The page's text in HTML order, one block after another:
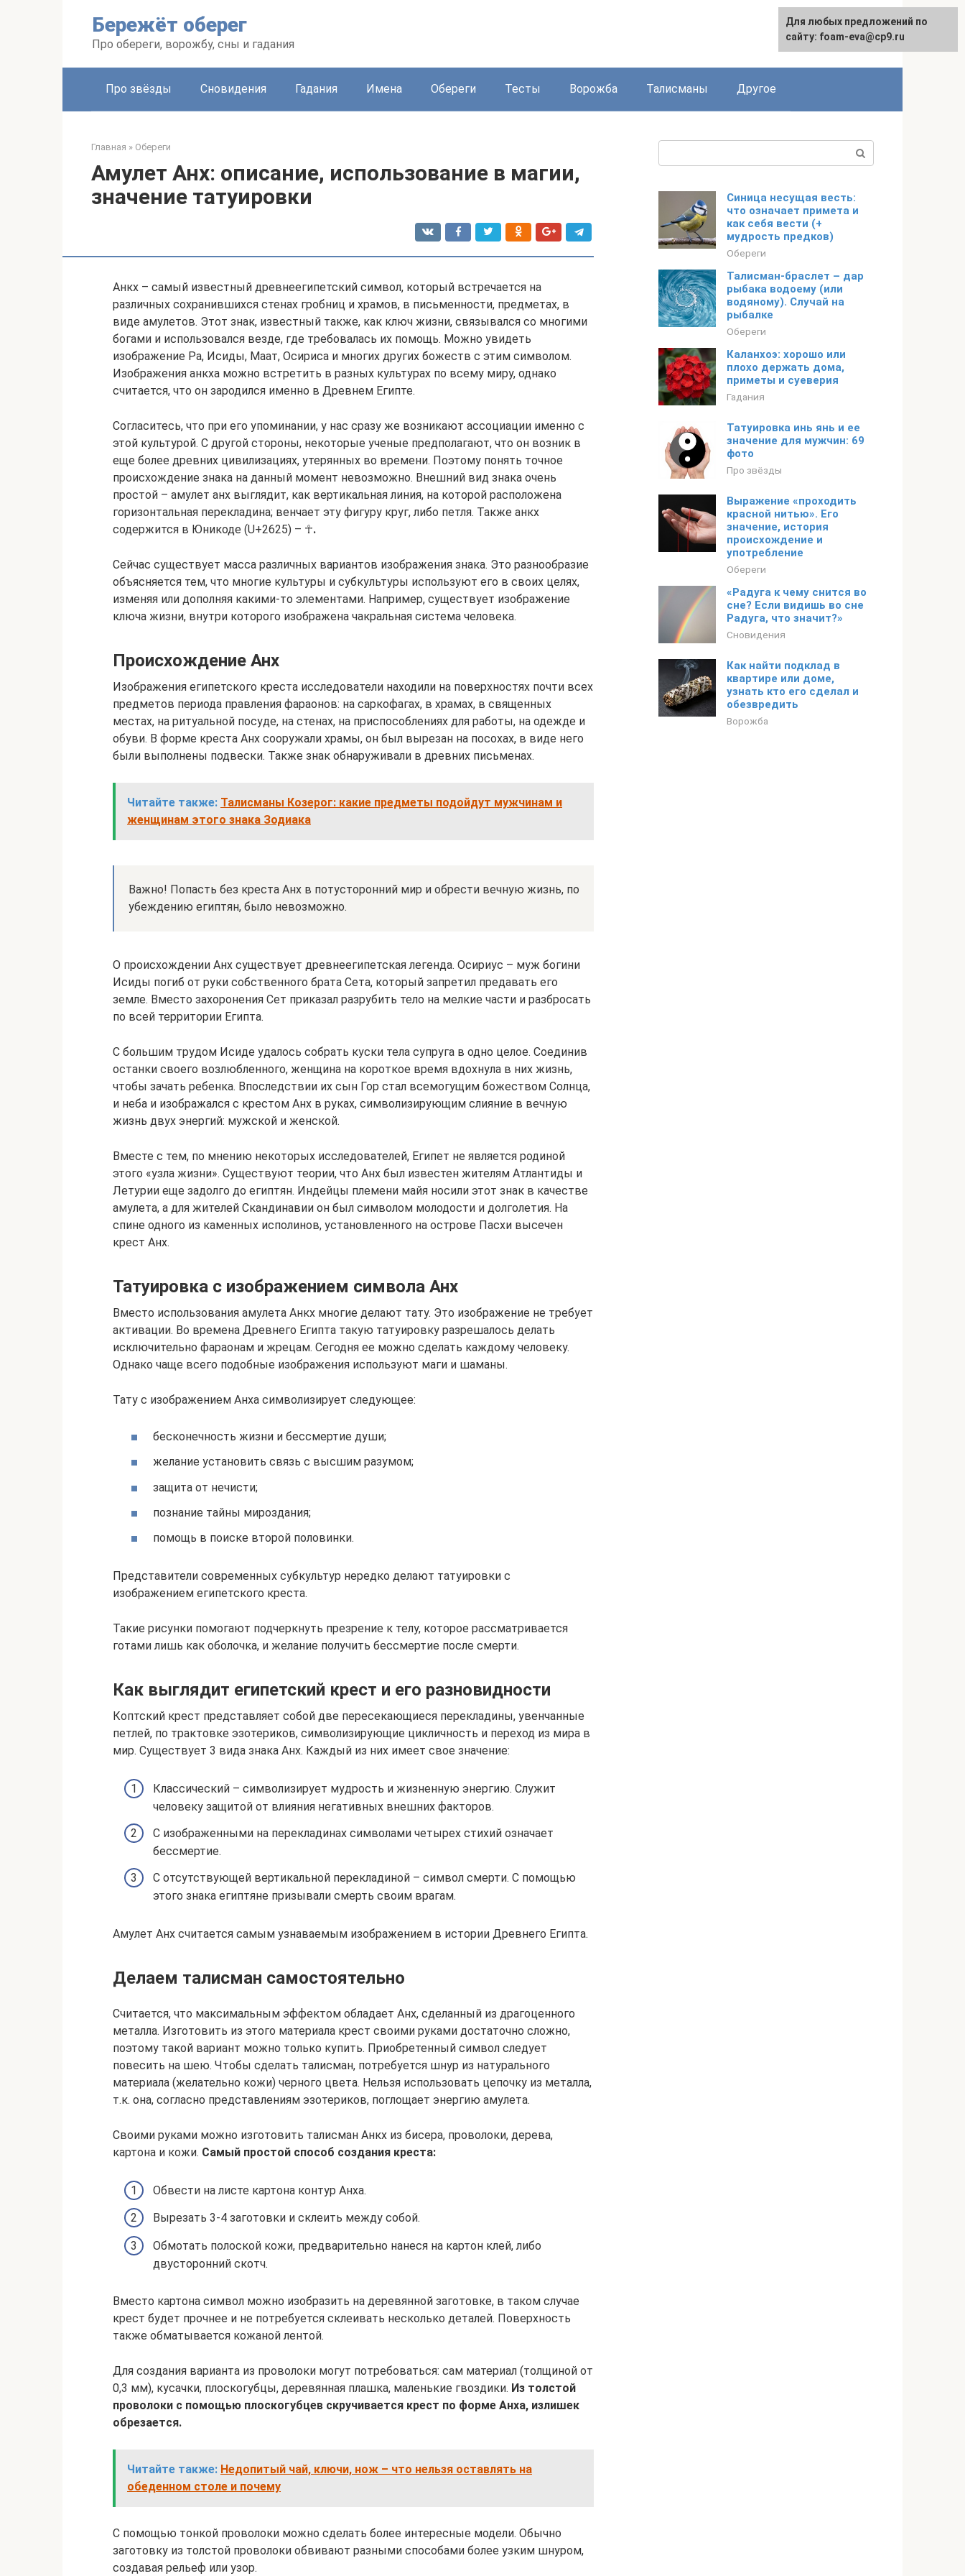
Бережёт оберег
Про обереги, ворожбу, сны и гадания
Про звёзды Сновидения Гадания Имена Обереги Тесты Ворожба Талисманы Другое
Главная » Обереги
Амулет Анх: описание, использование в магии,
значение татуировки
Анкх – самый известный древнеегипетский символ, который встречается на
различных сохранившихся стенах гробниц и храмов, в письменности, предметах, в
виде амулетов. Этот знак, известный также, как ключ жизни, связывался со многими
богами и использовался везде, где требовалась их помощь. Можно увидеть
изображение Ра, Исиды, Маат, Осириса и многих других божеств с этим символом.
Изображения анкха можно встретить в разных культурах по всему миру, однако
считается, что он зародился именно в Древнем Египте.
Согласитесь, что при его упоминании, у нас сразу же возникают ассоциации именно с
этой культурой. С другой стороны, некоторые ученые предполагают, что он возник в
еще более древних цивилизациях, утерянных во времени. Поэтому понять точное
происхождение знака на данный момент невозможно. Внешний вид знака очень
простой – амулет анх выглядит, как вертикальная линия, на которой расположена
горизонтальная перекладина; венчает эту фигуру круг, либо петля. Также анкх
содержится в Юникоде (U+2625) – ☥.
Сейчас существует масса различных вариантов изображения знака. Это разнообразие
объясняется тем, что многие культуры и субкультуры используют его в своих целях,
изменяя или дополняя какими-то элементами. Например, существует изображение
ключа жизни, внутри которого изображена чакральная система человека.
Происхождение Анх
Изображения египетского креста исследователи находили на поверхностях почти всех
предметов периода правления фараонов: на саркофагах, в храмах, в священных
местах, на ритуальной посуде, на стенах, на приспособлениях для работы, на одежде и
обуви. В форме креста Анх сооружали храмы, он был вырезан на посохах, в виде него
были выполнены подвески. Также знак обнаруживали в древних письменах.
Читайте также: Талисманы Козерог: какие предметы подойдут мужчинам и
женщинам этого знака Зодиака
Важно! Попасть без креста Анх в потусторонний мир и обрести вечную жизнь, по
убеждению египтян, было невозможно.
О происхождении Анх существует древнеегипетская легенда. Осириус – муж богини
Исиды погиб от руки собственного брата Сета, который запретил предавать его
земле. Вместо захоронения Сет приказал разрубить тело на мелкие части и разбросать
по всей территории Египта.
С большим трудом Исиде удалось собрать куски тела супруга в одно целое. Соединив
останки своего возлюбленного, женщина на короткое время вдохнула в них жизнь,
чтобы зачать ребенка. Впоследствии их сын Гор стал всемогущим божеством Солнца,
и неба и изображался с крестом Анх в руках, символизирующим слияние в вечную
жизнь двух энергий: мужской и женской.
Вместе с тем, по мнению некоторых исследователей, Египет не является родиной
этого «узла жизни». Существуют теории, что Анх был известен жителям Атлантиды и
Летурии еще задолго до египтян. Индейцы племени майя носили этот знак в качестве
амулета, а для жителей Скандинавии он был символом молодости и долголетия. На
спине одного из каменных исполинов, установленного на острове Пасхи высечен
крест Анх.
Татуировка с изображением символа Анх
Вместо использования амулета Анкх многие делают тату. Это изображение не требует
активации. Во времена Древнего Египта такую татуировку разрешалось делать
исключительно фараонам и жрецам. Сегодня ее можно сделать каждому человеку.
Однако чаще всего подобные изображения используют маги и шаманы.
Тату с изображением Анха символизирует следующее:
бесконечность жизни и бессмертие души;
желание установить связь с высшим разумом;
защита от нечисти;
познание тайны мироздания;
помощь в поиске второй половинки.
Представители современных субкультур нередко делают татуировки с
изображением египетского креста.
Такие рисунки помогают подчеркнуть презрение к телу, которое рассматривается
готами лишь как оболочка, и желание получить бессмертие после смерти.
Как выглядит египетский крест и его разновидности
Коптский крест представляет собой две пересекающиеся перекладины, увенчанные
петлей, по трактовке эзотериков, символизирующие цикличность и переход из мира в
мир. Существует 3 вида знака Анх. Каждый из них имеет свое значение:
Классический – символизирует мудрость и жизненную энергию. Служит
человеку защитой от влияния негативных внешних факторов.
С изображенными на перекладинах символами четырех стихий означает
бессмертие.
С отсутствующей вертикальной перекладиной – символ смерти. С помощью
этого знака египтяне призывали смерть своим врагам.
Амулет Анх считается самым узнаваемым изображением в истории Древнего Египта.
Делаем талисман самостоятельно
Считается, что максимальным эффектом обладает Анх, сделанный из драгоценного
металла. Изготовить из этого материала крест своими руками достаточно сложно,
поэтому такой вариант можно только купить. Приобретенный символ следует
повесить на шею. Чтобы сделать талисман, потребуется шнур из натурального
материала (желательно кожи) черного цвета. Нельзя использовать цепочку из металла,
т.к. она, согласно представлениям эзотериков, поглощает энергию амулета.
Своими руками можно изготовить талисман Анкх из бисера, проволоки, дерева,
картона и кожи. Самый простой способ создания креста:
Обвести на листе картона контур Анха.
Вырезать 3-4 заготовки и склеить между собой.
Обмотать полоской кожи, предварительно нанеся на картон клей, либо
двусторонний скотч.
Вместо картона символ можно изобразить на деревянной заготовке, в таком случае
крест будет прочнее и не потребуется склеивать несколько деталей. Поверхность
также обматывается кожаной лентой.
Для создания варианта из проволоки могут потребоваться: сам материал (толщиной от
0,3 мм), кусачки, плоскогубцы, деревянная плашка, маленькие гвоздики. Из толстой
проволоки с помощью плоскогубцев скручивается крест по форме Анха, излишек
обрезается.
Читайте также: Недопитый чай, ключи, нож – что нельзя оставлять на
обеденном столе и почему
С помощью тонкой проволоки можно сделать более интересные модели. Обычно
заготовку из толстой проволоки обвивают разными способами более узким шнуром,
создавая рельеф или узор.
Синица несущая весть:
что означает примета и
как себя вести (+
мудрость предков)
Обереги
Талисман-браслет – дар
рыбака водоему (или
водяному). Случай на
рыбалке
Обереги
Каланхоэ: хорошо или
плохо держать дома,
приметы и суеверия
Гадания
Татуировка инь янь и ее
значение для мужчин: 69
фото
Про звёзды
Выражение «проходить
красной нитью». Его
значение, история
происхождение и
употребление
Обереги
«Радуга к чему снится во
сне? Если видишь во сне
Радуга, что значит?»
Сновидения
Как найти подклад в
квартире или доме,
узнать кто его сделал и
обезвредить
Ворожба
Для любых предложений по
сайту: foam-eva@cp9.ru